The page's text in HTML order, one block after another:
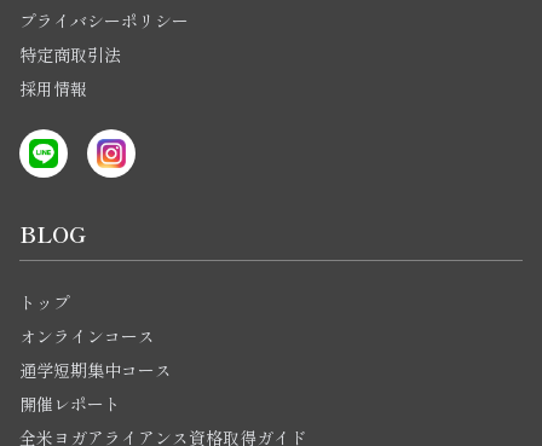
プライバシーポリシー
特定商取引法
採用情報
BLOG
トップ
オンラインコース
通学短期集中コース
開催レポート
全米ヨガアライアンス資格取得ガイド